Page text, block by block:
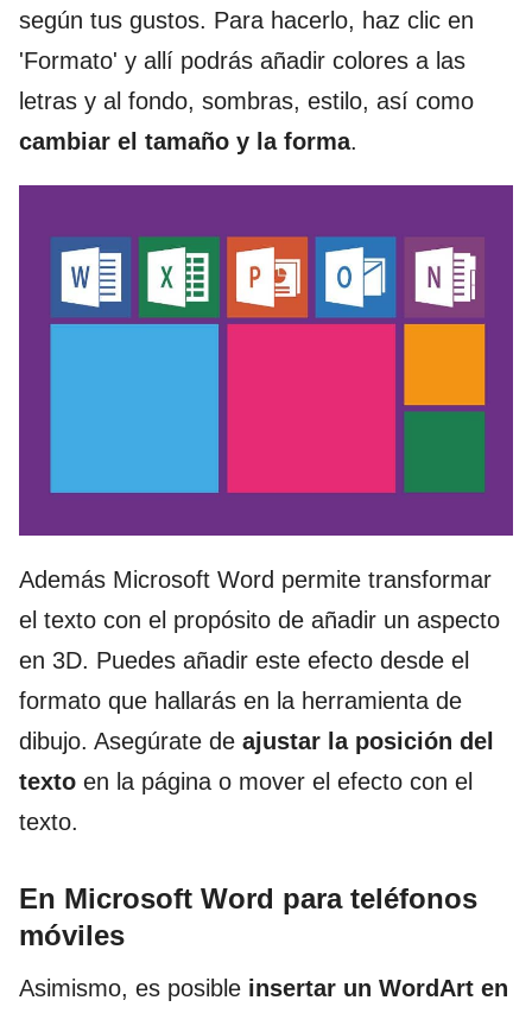
según tus gustos. Para hacerlo, haz clic en
'Formato' y allí podrás añadir colores a las
letras y al fondo, sombras, estilo, así como
cambiar el tamaño y la forma.
Además Microsoft Word permite transformar
el texto con el propósito de añadir un aspecto
en 3D. Puedes añadir este efecto desde el
formato que hallarás en la herramienta de
dibujo. Asegúrate de ajustar la posición del
texto en la página o mover el efecto con el
texto.
En Microsoft Word para teléfonos
móviles
Asimismo, es posible insertar un WordArt en